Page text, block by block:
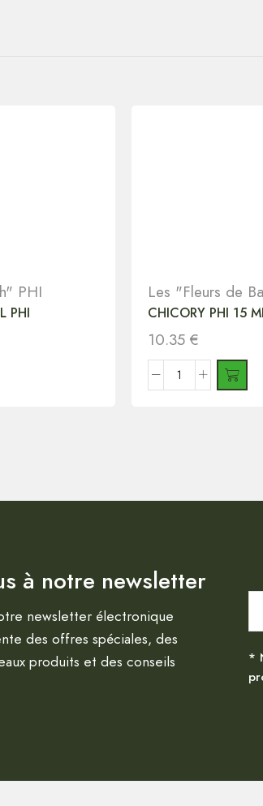
PHI
PHI
Les "Fleurs de
CHICORY PHI 15
10.35 €
à notre newsletter
newsletter électronique
des offres spéciales, des
produits et des conseils
*